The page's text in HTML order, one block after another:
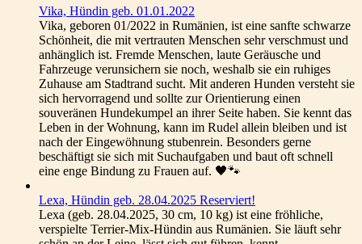
Vika, Hündin geb. 01.01.2022
Vika, geboren 01/2022 in Rumänien, ist eine sanfte schwarze
Schönheit, die mit vertrauten Menschen sehr verschmust und
anhänglich ist. Fremde Menschen, laute Geräusche und
Fahrzeuge verunsichern sie noch, weshalb sie ein ruhiges
Zuhause am Stadtrand sucht. Mit anderen Hunden versteht sie
sich hervorragend und sollte zur Orientierung einen
souveränen Hundekumpel an ihrer Seite haben. Sie kennt das
Leben in der Wohnung, kann im Rudel allein bleiben und ist
nach der Eingewöhnung stubenrein. Besonders gerne
beschäftigt sie sich mit Suchaufgaben und baut oft schnell
eine enge Bindung zu Frauen auf. 🖤🐾
Lexa, Hündin geb. 28.04.2025 Reserviert!
Lexa (geb. 28.04.2025, 30 cm, 10 kg) ist eine fröhliche,
verspielte Terrier-Mix-Hündin aus Rumänien. Sie läuft sehr